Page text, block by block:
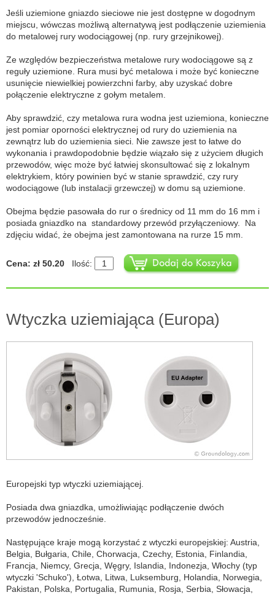
Jeśli uziemione gniazdo sieciowe nie jest dostępne w dogodnym
miejscu, wówczas możliwą alternatywą jest podłączenie uziemienia
do metalowej rury wodociągowej (np. rury grzejnikowej).
Ze względów bezpieczeństwa metalowe rury wodociągowe są z
reguły uziemione. Rura musi być metalowa i może być konieczne
usunięcie niewielkiej powierzchni farby, aby uzyskać dobre
połączenie elektryczne z gołym metalem.
Aby sprawdzić, czy metalowa rura wodna jest uziemiona, konieczne
jest pomiar oporności elektrycznej od rury do uziemienia na
zewnątrz lub do uziemienia sieci. Nie zawsze jest to łatwe do
wykonania i prawdopodobnie będzie wiązało się z użyciem długich
przewodów, więc może być łatwiej skonsultować się z lokalnym
elektrykiem, który powinien być w stanie sprawdzić, czy rury
wodociągowe (lub instalacji grzewczej) w domu są uziemione.
Obejma będzie pasowała do rur o średnicy od 11 mm do 16 mm i
posiada gniazdko na standardowy przewód przyłączeniowy. Na
zdjęciu widać, że obejma jest zamontowana na rurze 15 mm.
Cena: zł 50.20 Ilość:
Wtyczka uziemiająca (Europa)
Europejski typ wtyczki uziemiającej.
Posiada dwa gniazdka, umożliwiając podłączenie dwóch
przewodów jednocześnie.
Następujące kraje mogą korzystać z wtyczki europejskiej: Austria,
Belgia, Bułgaria, Chile, Chorwacja, Czechy, Estonia, Finlandia,
Francja, Niemcy, Grecja, Węgry, Islandia, Indonezja, Włochy (typ
wtyczki 'Schuko'), Łotwa, Litwa, Luksemburg, Holandia, Norwegia,
Pakistan, Polska, Portugalia, Rumunia, Rosja, Serbia, Słowacja,